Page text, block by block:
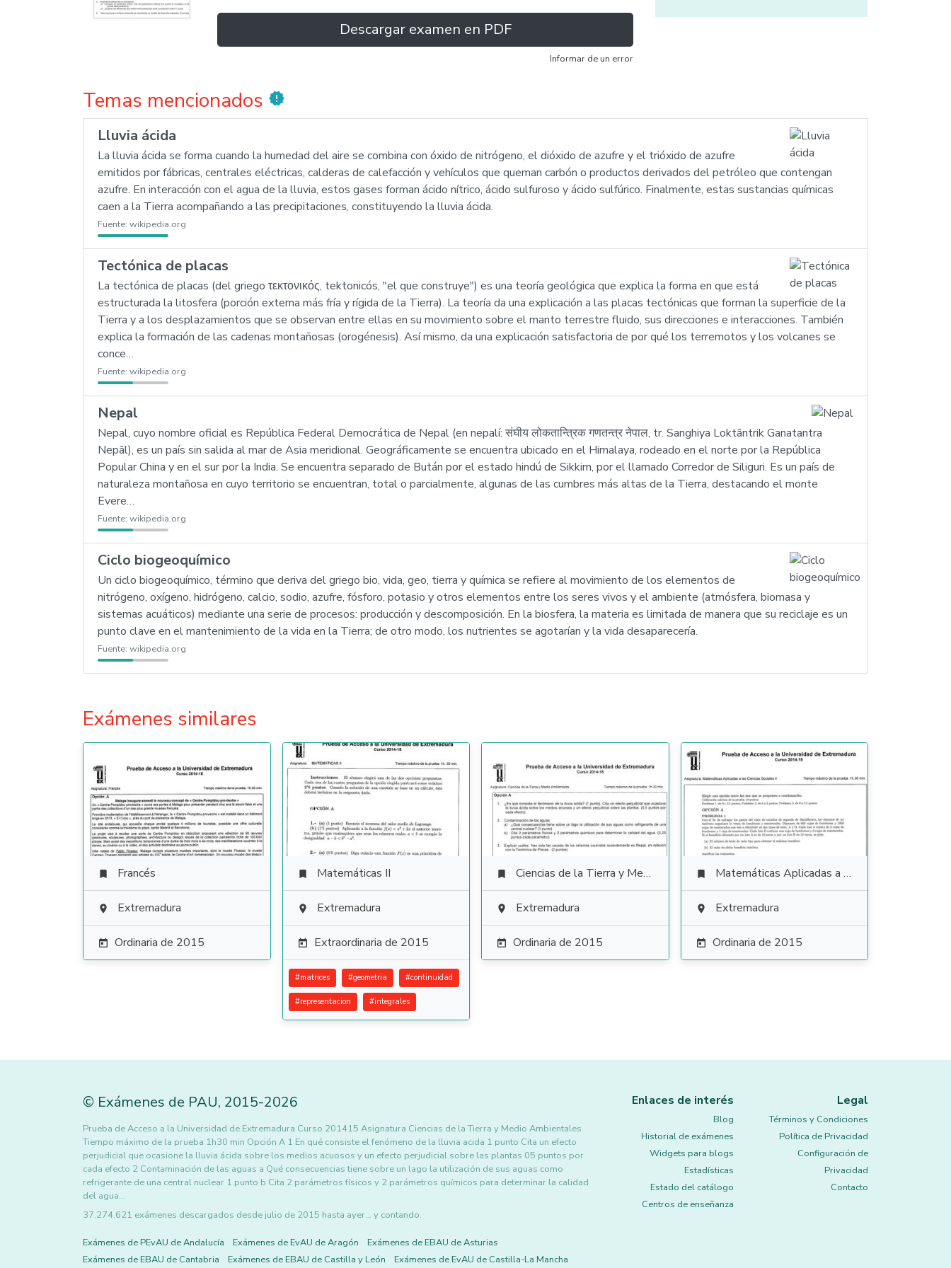
Descargar examen en PDF
Informar de un error
Temas mencionados new_releases
Lluvia ácida
La lluvia ácida se forma cuando la humedad del aire se combina con óxido de nitrógeno, el dióxido de azufre y el trióxido de azufre
emitidos por fábricas, centrales eléctricas, calderas de calefacción y vehículos que queman carbón o productos derivados del petróleo que contengan
azufre. En interacción con el agua de la lluvia, estos gases forman ácido nítrico, ácido sulfuroso y ácido sulfúrico. Finalmente, estas sustancias químicas
caen a la Tierra acompañando a las precipitaciones, constituyendo la lluvia ácida.
Fuente: wikipedia.org
Tectónica de placas
La tectónica de placas (del griego τεκτονικός, tektonicós, "el que construye") es una teoría geológica que explica la forma en que está
estructurada la litosfera (porción externa más fría y rígida de la Tierra). La teoría da una explicación a las placas tectónicas que forman la superficie de la
Tierra y a los desplazamientos que se observan entre ellas en su movimiento sobre el manto terrestre fluido, sus direcciones e interacciones. También
explica la formación de las cadenas montañosas (orogénesis). Así mismo, da una explicación satisfactoria de por qué los terremotos y los volcanes se
conce…
Fuente: wikipedia.org
Nepal
Nepal, cuyo nombre oficial es República Federal Democrática de Nepal (en nepalí: संघीय लोकतान्त्रिक गणतन्त्र नेपाल, tr. Sanghiya Loktāntrik Ganatantra
Nepāl), es un país sin salida al mar de Asia meridional. Geográficamente se encuentra ubicado en el Himalaya, rodeado en el norte por la República
Popular China y en el sur por la India. Se encuentra separado de Bután por el estado hindú de Sikkim, por el llamado Corredor de Siliguri. Es un país de
naturaleza montañosa en cuyo territorio se encuentran, total o parcialmente, algunas de las cumbres más altas de la Tierra, destacando el monte
Evere…
Fuente: wikipedia.org
Ciclo biogeoquímico
Un ciclo biogeoquímico, término que deriva del griego bio, vida, geo, tierra y química se refiere al movimiento de los elementos de
nitrógeno, oxígeno, hidrógeno, calcio, sodio, azufre, fósforo, potasio y otros elementos entre los seres vivos y el ambiente (atmósfera, biomasa y
sistemas acuáticos) mediante una serie de procesos: producción y descomposición. En la biosfera, la materia es limitada de manera que su reciclaje es un
punto clave en el mantenimiento de la vida en la Tierra; de otro modo, los nutrientes se agotarían y la vida desaparecería.
Fuente: wikipedia.org
Exámenes similares
 Francés
 Extremadura
 Ordinaria de 2015
 Matemáticas II
 Extremadura
 Extraordinaria de 2015
#matrices #geometria #continuidad
#representacion #integrales
 Ciencias de la Tierra y Medioambientales
 Extremadura
 Ordinaria de 2015
 Matemáticas Aplicadas a las Ciencias Sociales
 Extremadura
 Ordinaria de 2015
© Exámenes de PAU, 2015-2026
Prueba de Acceso a la Universidad de Extremadura Curso 201415 Asignatura Ciencias de la Tierra y Medio Ambientales
Tiempo máximo de la prueba 1h30 min Opción A 1 En qué consiste el fenómeno de la lluvia acida 1 punto Cita un efecto
perjudicial que ocasione la lluvia ácida sobre los medios acuosos y un efecto perjudicial sobre las plantas 05 puntos por
cada efecto 2 Contaminación de las aguas a Qué consecuencias tiene sobre un lago la utilización de sus aguas como
refrigerante de una central nuclear 1 punto b Cita 2 parámetros físicos y 2 parámetros químicos para determinar la calidad
del agua…
37.274.621 exámenes descargados desde julio de 2015 hasta ayer... y contando.
Exámenes de PEvAU de Andalucía Exámenes de EvAU de Aragón
Exámenes de EBAU de Asturias
Exámenes de EBAU de Cantabria
Exámenes de EBAU de Castilla y León Exámenes de EvAU de Castilla-La Mancha
Enlaces de interés
Blog
Historial de exámenes
Widgets para blogs
Estadísticas
Estado del catálogo
Centros de enseñanza
Legal
Términos y Condiciones
Política de Privacidad
Configuración de
Privacidad
Contacto